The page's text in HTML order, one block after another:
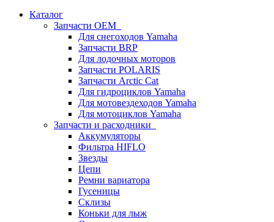
Каталог
Запчасти OEM
Для снегоходов Yamaha
Запчасти BRP
Для лодочных моторов
Запчасти POLARIS
Запчасти Arctic Cat
Для гидроциклов Yamaha
Для мотовездеходов Yamaha
Для мотоциклов Yamaha
Запчасти и расходники
Аккумуляторы
Фильтра HIFLO
Звезды
Цепи
Ремни вариатора
Гусеницы
Склизы
Коньки для лыж